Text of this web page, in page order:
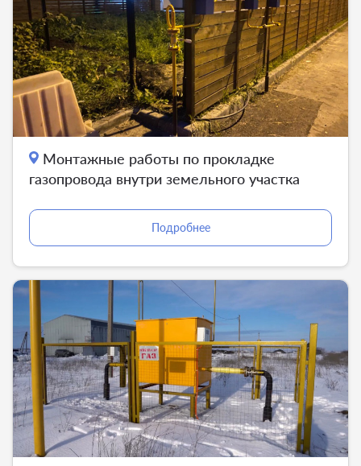
Монтажные работы по прокладке
газопровода внутри земельного участка
Подробнее